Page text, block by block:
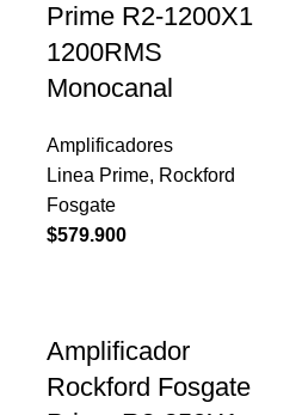
Prime R2-1200X1
1200RMS
Monocanal
Amplificadores
Linea Prime, Rockford
Fosgate
$579.900
Amplificador
Rockford Fosgate